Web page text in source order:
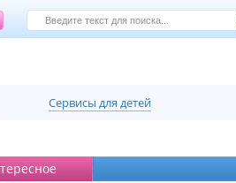
Сервисы для детей